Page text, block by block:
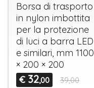
Borsa di trasporto
in nylon imbottita
per la protezione
di luci a barra LED
e similari, mm 1100
× 200 × 200
€ 32,00 39,00